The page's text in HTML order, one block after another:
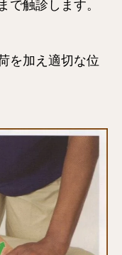
で触診します。
を加え適切な位